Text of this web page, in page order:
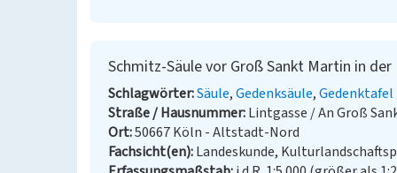
Schmitz-Säule vor Groß Sankt Martin in
Schlagwörter Säule Gedenksäule Gedenktafel
Straße / Hausnummer Lintgasse / An Groß
Ort 50667 Köln - Altstadt-Nord
Fachsicht(en) Landeskunde,